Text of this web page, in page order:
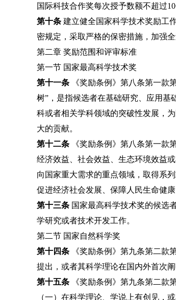
国际科技合作奖每次授予数额不超过10
第十条 建立健全国家科学技术奖励工
密规定，采取严格的保密措施，加强全
第二章 奖励范围和评审标准
第一节 国家最高科学技术奖
第十一条
《奖励条例》第八条第一款
树”，是指候选者在基础研究、应用基
科或者相关学科领域的突破性发展，
大的贡献。
第十二条
《奖励条例》第八条第一款
经济效益、社会效益、生态环境效益
向国家重大需求的重点领域，取得系
促进经济社会发展、保障人民生命健
第十三条 国家最高科学技术奖的候选
学研究或者技术开发工作。
第二节 国家自然科学奖
第十四条
《奖励条例》第九条第二款
提出，或者其科学理论在国内外首次
第十五条
《奖励条例》第九条第二款
（一）在科学理论、学说上有创见，